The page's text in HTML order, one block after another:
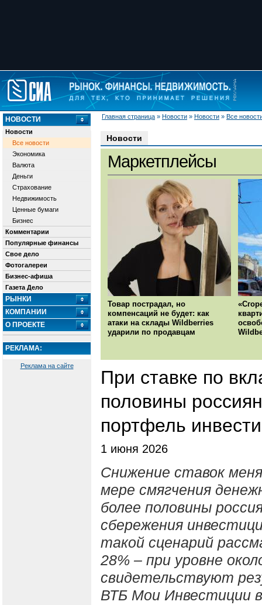
Главная страница » Новости » Новости » Все
НОВОСТИ
Новости
Все новости
Экономика
Валюта
Деньги
Страхование
Недвижимость
Ценные бумаги
Бизнес
Комментарии
Популярные финансы
Свое дело
Фотогалереи
Бизнес-афиша
Газета Дело
РЫНКИ
КОМПАНИИ
О ПРОЕКТЕ
РЕКЛАМА:
Реклама на сайте
Новости
Маркетплейсы
Товар пострадал, но
компенсаций не будет: как
атаки на склады Wildberries
ударили по продавцам
При ставке по
половины
портфель
1 июня 2026
Снижение ставок
мере смягчения
более половины
сбережения
такой сценарий
28% – при уровне
свидетельствуют
ВТБ Мои Инвестиции